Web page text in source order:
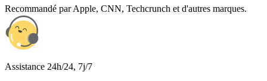
Recommandé par Apple, CNN, Techcrunch et d'autres marques.
Assistance 24h/24, 7j/7